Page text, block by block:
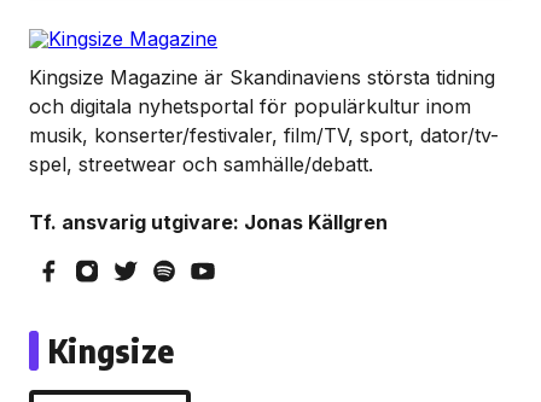
Kingsize Magazine är Skandinaviens största tidning
och digitala nyhetsportal för populärkultur inom
musik, konserter/festivaler, film/TV, sport, dator/tv-
spel, streetwear och samhälle/debatt.
Tf. ansvarig utgivare: Jonas Källgren
Kingsize